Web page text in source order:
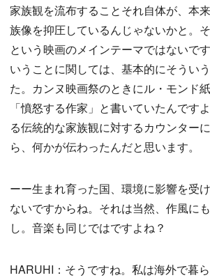
家族観を流布することそれ自体が、本
族像を抑圧しているんじゃないかと。
という映画のメインテーマではないで
いうことに関しては、基本的にそうい
た。カンヌ映画祭のときにル・モンド
「憤怒する作家」と書いていたんです
る伝統的な家族観に対するカウンター
ら、何かが伝わったんだと思います。
ーー生まれ育った国、環境に影響を受
ないですからね。それは当然、作風に
し。音楽も同じではですよね？
HARUHI：そうですね。私は海外で暮